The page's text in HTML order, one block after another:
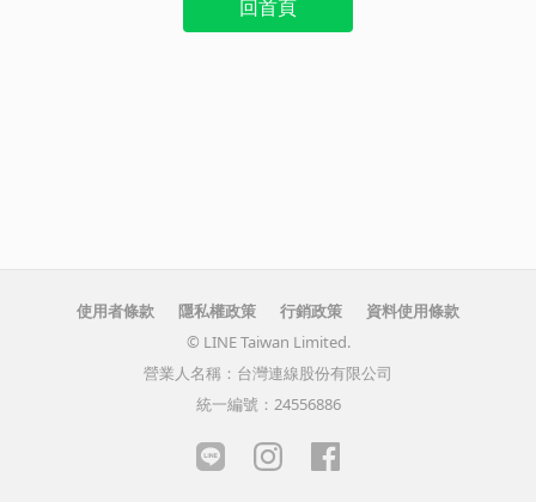
回首頁
使用者條款 隱私權政策 行銷政策
資料使用條款
© LINE Taiwan Limited.
營業人名稱：台灣連線股份有限公司
統一編號：24556886